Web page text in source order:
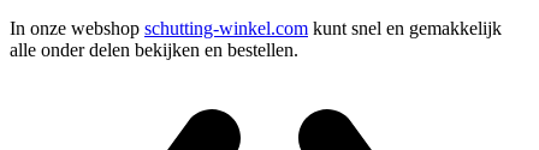
In onze webshop schutting-winkel.com kunt snel en gemakkelijk
alle onder delen bekijken en bestellen.